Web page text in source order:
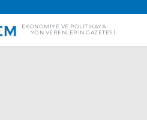
EKONOMIYE VE POLITIKAYA
YÖN VERENLERIN GAZETESI